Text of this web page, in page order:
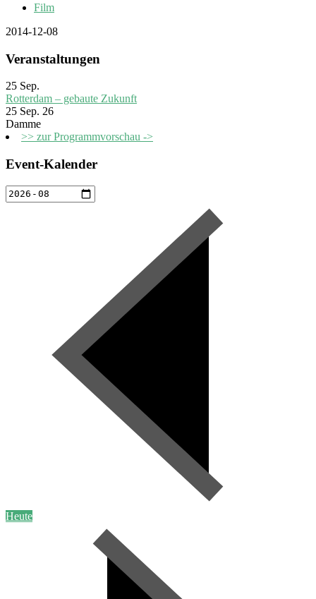
Film
2014-12-08
Veranstaltungen
25 Sep.
Rotterdam – gebaute Zukunft
25 Sep. 26
Damme
>> zur Programmvorschau ->
Event-Kalender
Heute